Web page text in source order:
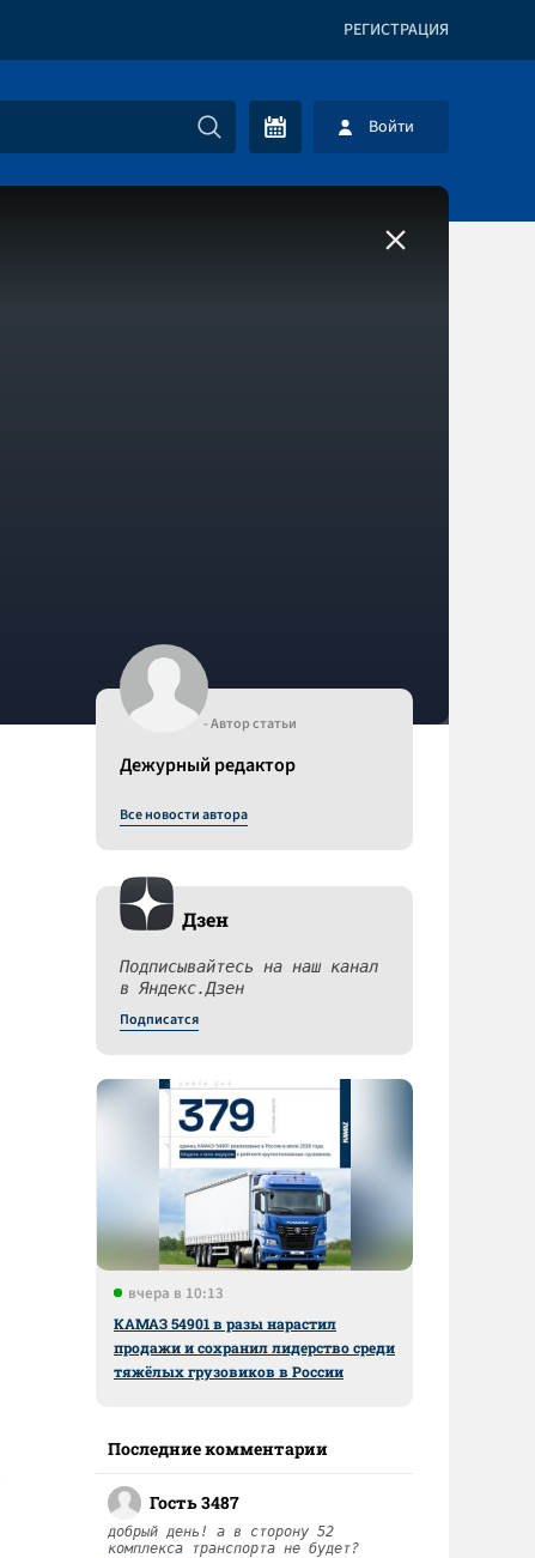
РЕГИСТРАЦИЯ
Войти
- Автор статьи
Дежурный редактор
Все новости автора
Дзен
Подписывайтесь на наш канал
в Яндекс.Дзен
Подписатся
вчера в 10:13
КАМАЗ 54901 в разы нарастил
продажи и сохранил лидерство среди
тяжёлых грузовиков в России
Последние комментарии
Гость 3487
добрый день! а в сторону 52
комплекса транспорта не будет?